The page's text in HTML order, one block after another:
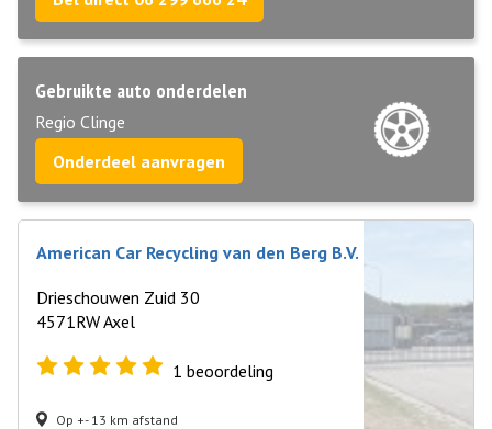
Gebruikte auto onderdelen
Regio Clinge
Onderdeel aanvragen
American Car Recycling van den Berg B.V.
Drieschouwen Zuid 30
4571RW Axel
1 beoordeling
Op +- 13 km afstand